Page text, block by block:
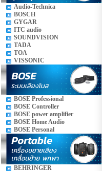
Audio-Technica
BOSCH
GYGAR
ITC audio
SOUNDVISION
TADA
TOA
VISSONIC
BOSE Professional
BOSE Controller
BOSE power amplifier
BOSE Home Audio
BOSE Personal
BEHRINGER